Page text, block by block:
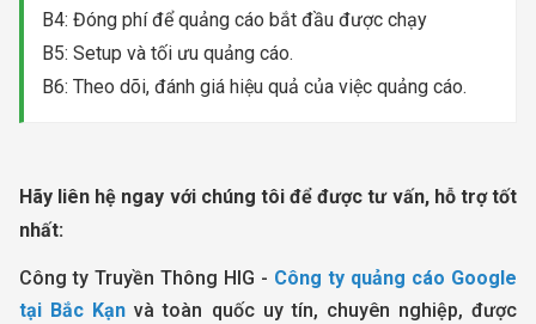
B4: Đóng phí để quảng cáo bắt đầu được chạy
B5: Setup và tối ưu quảng cáo.
B6: Theo dõi, đánh giá hiệu quả của việc quảng cáo.
Hãy liên hệ ngay với chúng tôi để được tư vấn, hỗ trợ tốt
nhất:
Công ty Truyền Thông HIG - Công ty quảng cáo Google
tại Bắc Kạn và toàn quốc uy tín, chuyên nghiệp, được